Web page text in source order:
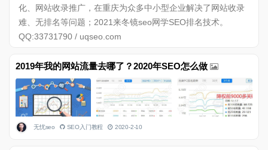
化、网站收录推广，在重庆为众多中小型企业解决了网站收录
难、无排名等问题；2021来冬镜seo网学SEO排名技术。
QQ:33731790 / uqseo.com
2019年我的网站流量去哪了？2020年SEO怎么做
无忧seo SEO入门教程 2020-2-10